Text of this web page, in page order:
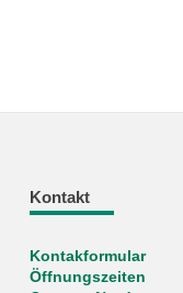
Kontakt
Kontakformular
Öffnungszeiten